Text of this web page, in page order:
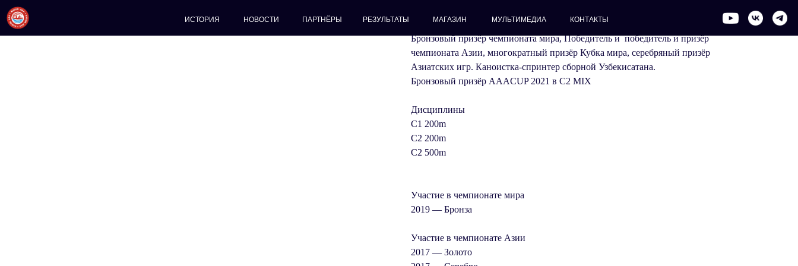
НОВОСТИ
ИСТОРИЯ ПАРТНЁРЫ РЕЗУЛЬТАТЫ МАГАЗИН МУЛЬТИМЕДИА КОНТАКТЫ
Бронзовый призёр чемпионата мира, Победитель и победитель и призёр
чемпионата Азии, многократный призёр Кубка мира, серебряный призёр
Азиатских игр. Каноистка-спринтер сборной Узбекисатана.
Бронзовый призёр AAACUP 2021 в C2 MIX
Дисциплины
C1 200m
C2 200m
C2 500m
Участие в чемпионате мира
2019 — Бронза
Участие в чемпионате Азии
2017 — Золото